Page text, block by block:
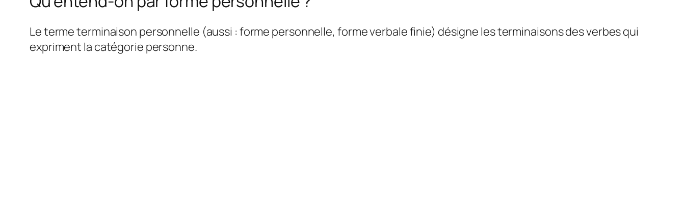
Le terme terminaison personnelle (aussi : forme personnelle, forme verbale finie) désigne les terminaisons des verbes qui
expriment la catégorie personne.